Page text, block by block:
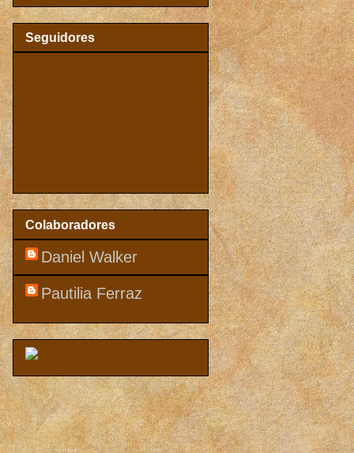
Seguidores
Colaboradores
Daniel Walker
Pautilia Ferraz